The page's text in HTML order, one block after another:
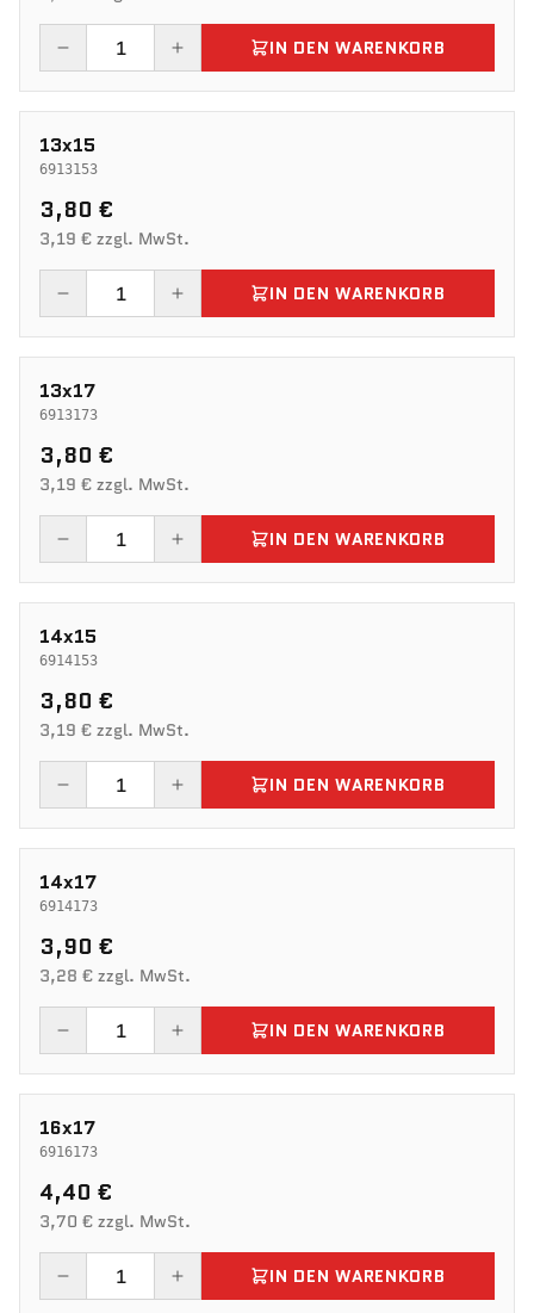
IN DEN WARENKORB
13x15
6913153
3,80 €
3,19 € zzgl. MwSt.
IN DEN WARENKORB
13x17
6913173
3,80 €
3,19 € zzgl. MwSt.
IN DEN WARENKORB
14x15
6914153
3,80 €
3,19 € zzgl. MwSt.
IN DEN WARENKORB
14x17
6914173
3,90 €
3,28 € zzgl. MwSt.
IN DEN WARENKORB
16x17
6916173
4,40 €
3,70 € zzgl. MwSt.
IN DEN WARENKORB